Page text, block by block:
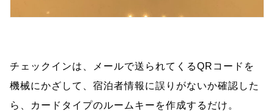
チェックインは、メールで送られてくるQRコードを
機械にかざして、宿泊者情報に誤りがないか確認した
ら、カードタイプのルームキーを作成するだけ。